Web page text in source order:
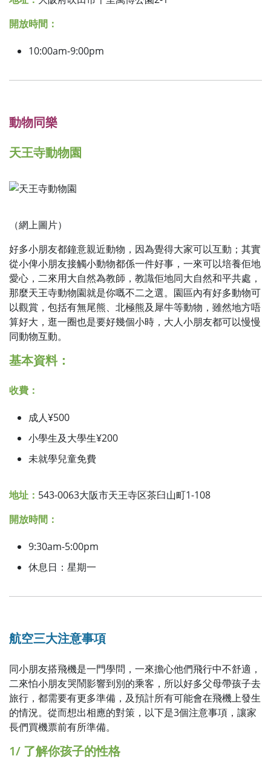
開放時間：
10:00am-9:00pm
動物同樂
天王寺動物園
（網上圖片）
好多小朋友都鐘意親近動物，因為覺得大家可以互動；其實
從小俾小朋友接觸小動物都係一件好事，一來可以培養佢地
愛心，二來用大自然為教師，教識佢地同大自然和平共處，
那麼天王寺動物園就是你嘅不二之選。園區內有好多動物可
以觀賞，包括有無尾熊、北極熊及犀牛等動物，雖然地方唔
算好大，逛一圈也是要好幾個小時，大人小朋友都可以慢慢
同動物互動。
基本資料：
收費：
成人¥500
小學生及大學生¥200
未就學兒童免費
地址： 543-0063大阪市天王寺区茶臼山町1-108
開放時間：
9:30am-5:00pm
休息日：星期一
航空三大注意事項
同小朋友搭飛機是一門學問，一來擔心他們飛行中不舒適，
二來怕小朋友哭鬧影響到別的乘客，所以好多父母帶孩子去
旅行，都需要有更多準備，及預計所有可能會在飛機上發生
的情況。從而想出相應的對策，以下是3個注意事項，讓家
長們買機票前有所準備。
1/ 了解你孩子的性格